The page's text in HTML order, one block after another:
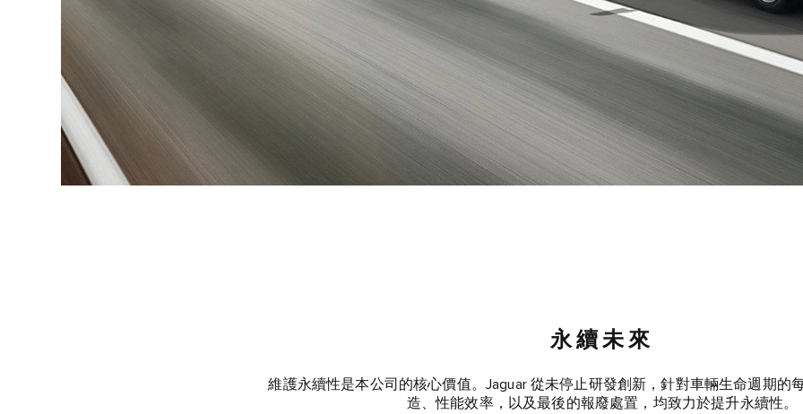
永續未來
維護永續性是本公司的核心價值。Jaguar 從未停止研發創新，針對車輛生命週期的
造、性能效率，以及最後的報廢處置，均致力於提升永續性。